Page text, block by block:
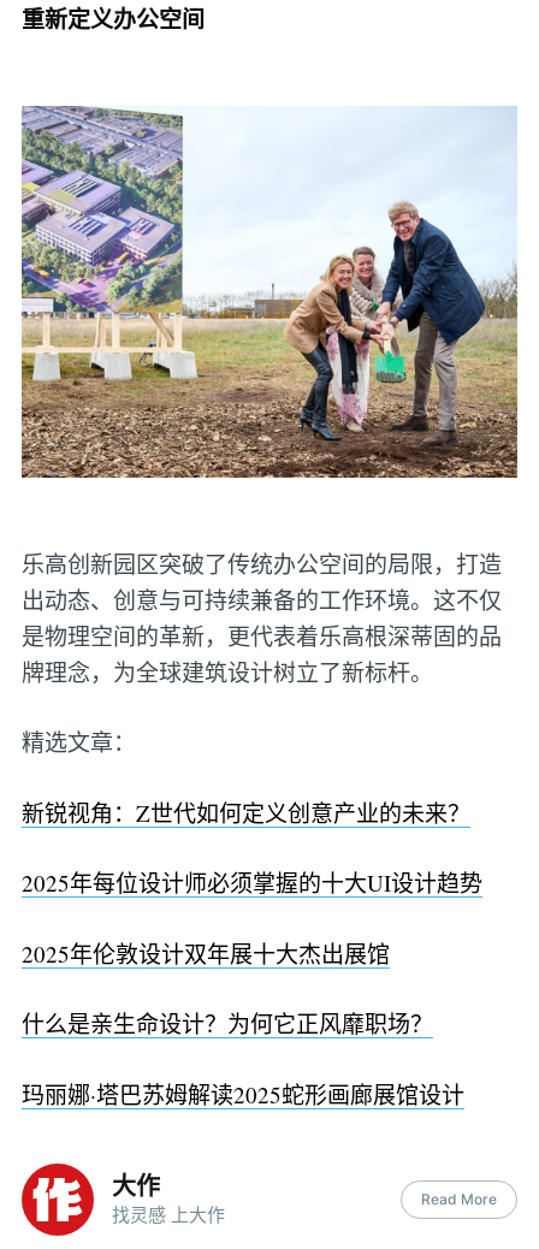
重新定义办公空间
乐高创新园区突破了传统办公空间的局限，打造
出动态、创意与可持续兼备的工作环境。这不仅
是物理空间的革新，更代表着乐高根深蒂固的品
牌理念，为全球建筑设计树立了新标杆。
精选文章：
新锐视角：Z世代如何定义创意产业的未来？
2025年每位设计师必须掌握的十大UI设计趋势
2025年伦敦设计双年展十大杰出展馆
什么是亲生命设计？为何它正风靡职场？
玛丽娜·塔巴苏姆解读2025蛇形画廊展馆设计
大作
找灵感 上大作
Read More